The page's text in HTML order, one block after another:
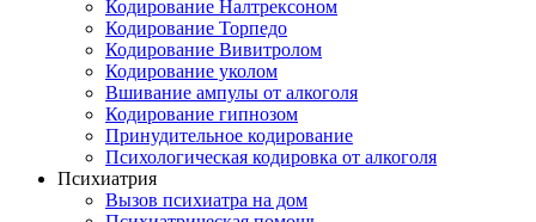
Кодирование Налтрексоном
Кодирование Торпедо
Кодирование Вивитролом
Кодирование уколом
Вшивание ампулы от алкоголя
Кодирование гипнозом
Принудительное кодирование
Психологическая кодировка от алкоголя
Психиатрия
Вызов психиатра на дом